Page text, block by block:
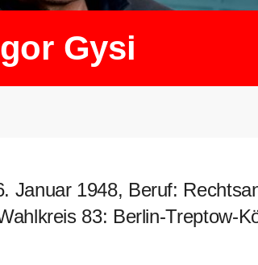
Gysi
Januar 1948, Beruf:
83: Berlin-Treptow-